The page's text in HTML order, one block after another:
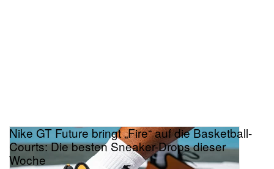
Nike GT Future bringt „Fire“ auf die Basketball-
Courts: Die besten Sneaker-Drops dieser
Woche